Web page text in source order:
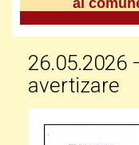
al
26.05.2026
avertizare